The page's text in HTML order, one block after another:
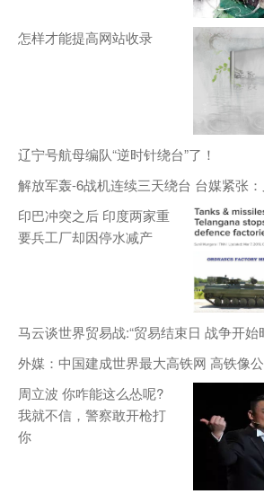
怎样才能提高网站收录
辽宁号航母编队“逆时针绕台”了！
解放军轰-6战机连续三天绕台 台媒紧张
印巴冲突之后 印度两家重
要兵工厂却因停水减产
马云谈世界贸易战:“贸易结束日 战争开始
外媒：中国建成世界最大高铁网 高铁像
周立波 你咋能这么怂呢?
我就不信，警察敢开枪打
你